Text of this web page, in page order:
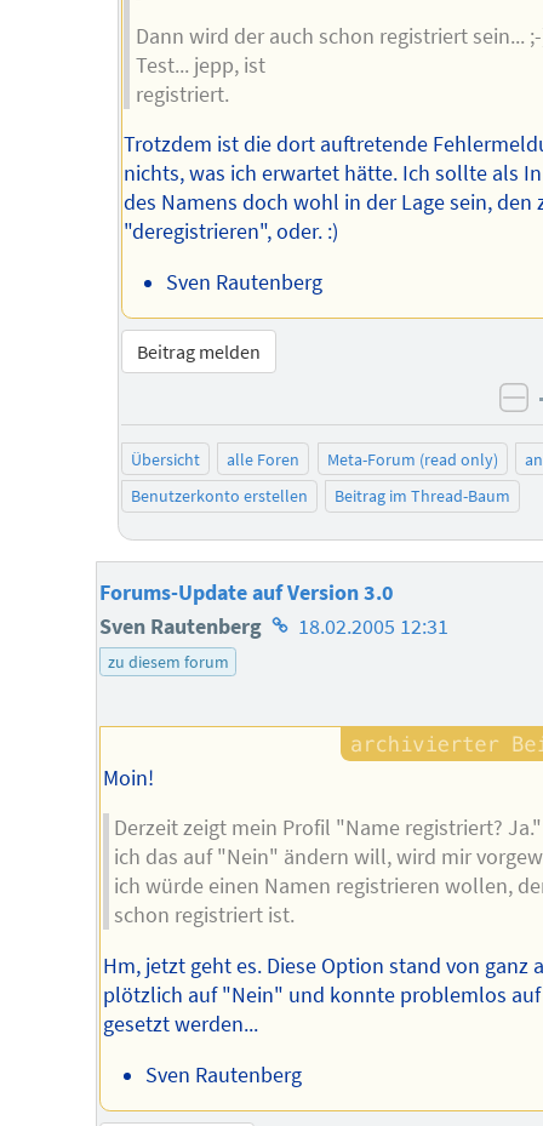
Dann wird der auch schon registriert sein...
Test... jepp, ist
registriert.
Trotzdem ist die dort auftretende
nichts, was ich erwartet hätte. Ich sollte als
des Namens doch wohl in der Lage sein, den
"deregistrieren", oder. :)
Sven Rautenberg
Beitrag melden
Übersicht alle Foren Meta-Forum (read only)
Benutzerkonto erstellen
Beitrag im Thread-Baum
Forums-Update auf Version 3.0
Sven Rautenberg Homepage
18.02.2005 12:31
zu diesem forum
Moin!
Derzeit zeigt mein Profil "Name registriert?
ich das auf "Nein" ändern will, wird mir
ich würde einen Namen registrieren wollen,
schon registriert ist.
Hm, jetzt geht es. Diese Option stand von ganz
plötzlich auf "Nein" und konnte problemlos
gesetzt werden...
Sven Rautenberg